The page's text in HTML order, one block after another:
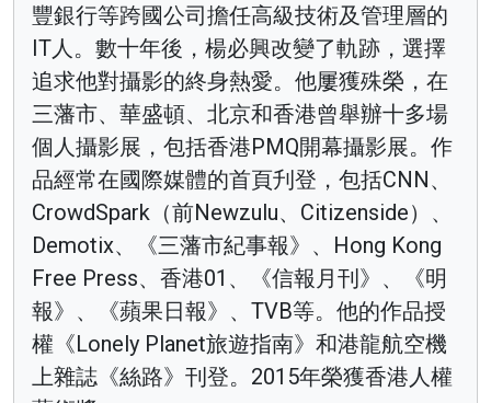
豐銀行等跨國公司擔任高級技術及管理層的
IT人。數十年後，楊必興改變了軌跡，選擇
追求他對攝影的終身熱愛。他屢獲殊榮，在
三藩市、華盛頓、北京和香港曾舉辦十多場
個人攝影展，包括香港PMQ開幕攝影展。作
品經常在國際媒體的首頁刋登，包括CNN、
CrowdSpark（前Newzulu、Citizenside）、
Demotix、《三藩市紀事報》、Hong Kong
Free Press、香港01、《信報月刊》、《明
報》、《蘋果日報》、TVB等。他的作品授
權《Lonely Planet旅遊指南》和港龍航空機
上雜誌《絲路》刊登。2015年榮獲香港人權